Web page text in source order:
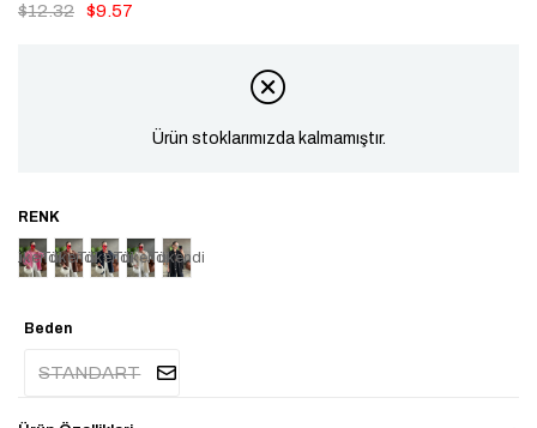
$12.32 $9.57
Ürün stoklarımızda kalmamıştır.
TükendiTükendiTükendiTükendiTükendi
Beden
STANDART